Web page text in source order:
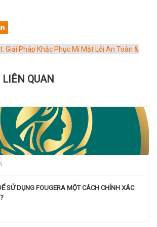
Giải Pháp Khắc Phục Mí Mắt Lỗi An Toàn &
QUAN
SỬ DỤNG FOUGERA MỘT CÁCH CHÍNH XÁC